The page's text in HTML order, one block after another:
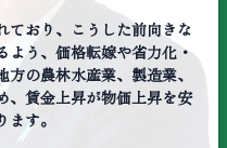
ており、こうした前向きな
よう、価格転嫁や省力化・
の農林水産業、製造業、
、賃金上昇が物価上昇を安
す。